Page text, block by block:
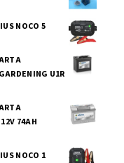
NOCO 5
U1R
74AH
NOCO 1